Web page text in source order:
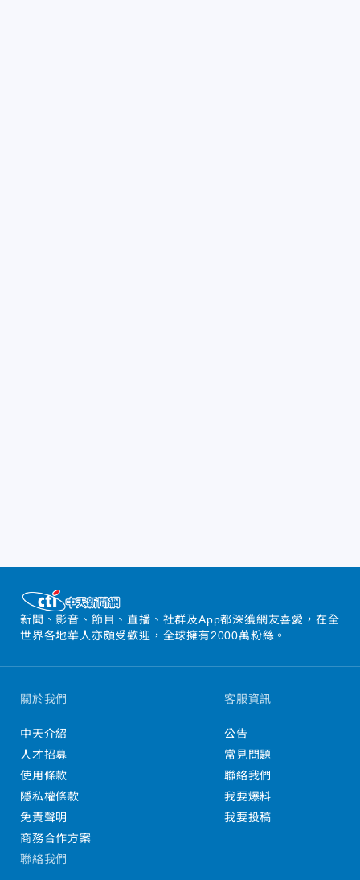
新聞、影音、節目、直播、社群及App都深獲網友喜愛，在全
世界各地華人亦頗受歡迎，全球擁有2000萬粉絲。
關於我們
中天介紹
人才招募
使用條款
隱私權條款
免責聲明
商務合作方案
客服資訊
公告
常見問題
聯絡我們
我要爆料
我要投稿
聯絡我們